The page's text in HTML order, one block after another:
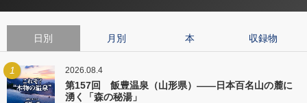
日別 月別 本 収録物
1 2026.08.4
第157回 飯豊温泉（山形県）――日本百名山の麓に
湧く「森の秘湯」